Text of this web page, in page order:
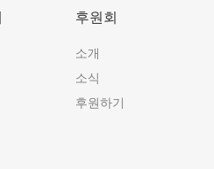
후원회
소개
소식
후원하기